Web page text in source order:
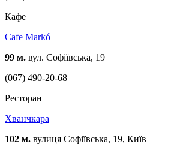
Кафе
Cafe Markó
99 м. вул. Софіївська, 19
(067) 490-20-68
Ресторан
Хванчкара
102 м. вулиця Софіївська, 19, Київ